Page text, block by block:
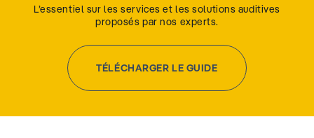
L’essentiel sur les services et les solutions auditives
proposés par nos experts.
TÉLÉCHARGER LE GUIDE